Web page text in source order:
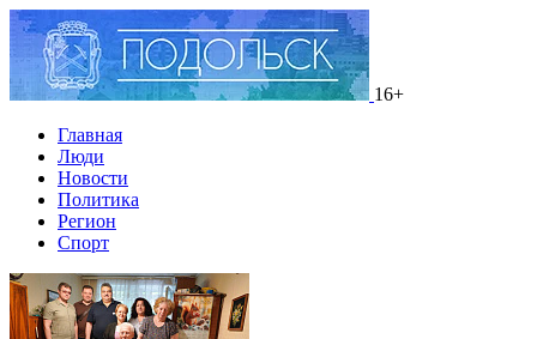
16+
Главная
Люди
Новости
Политика
Регион
Спорт